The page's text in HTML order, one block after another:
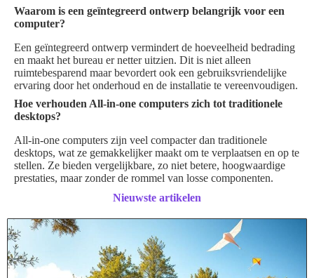
Waarom is een geïntegreerd ontwerp belangrijk voor een
computer?
Een geïntegreerd ontwerp vermindert de hoeveelheid bedrading
en maakt het bureau er netter uitzien. Dit is niet alleen
ruimtebesparend maar bevordert ook een gebruiksvriendelijke
ervaring door het onderhoud en de installatie te vereenvoudigen.
Hoe verhouden All-in-one computers zich tot traditionele
desktops?
All-in-one computers zijn veel compacter dan traditionele
desktops, wat ze gemakkelijker maakt om te verplaatsen en op te
stellen. Ze bieden vergelijkbare, zo niet betere, hoogwaardige
prestaties, maar zonder de rommel van losse componenten.
Nieuwste artikelen